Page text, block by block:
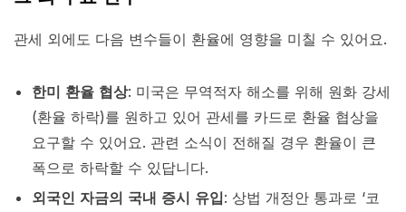
관세 외에도 다음 변수들이 환율에 영향을 미칠 수 있어요.
한미 환율 협상: 미국은 무역적자 해소를 위해 원화 강세
(환율 하락)를 원하고 있어 관세를 카드로 환율 협상을
요구할 수 있어요. 관련 소식이 전해질 경우 환율이 큰
폭으로 하락할 수 있답니다.
외국인 자금의 국내 증시 유입: 상법 개정안 통과로 ‘코